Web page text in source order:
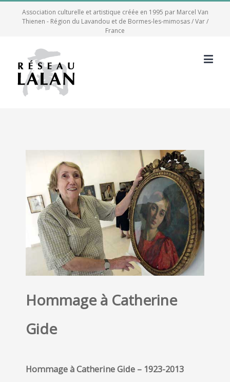
Association culturelle et artistique créée en 1995 par Marcel Van
Thienen - Région du Lavandou et de Bormes-les-mimosas / Var /
France
Hommage à Catherine
Gide
Hommage à Catherine Gide – 1923-2013